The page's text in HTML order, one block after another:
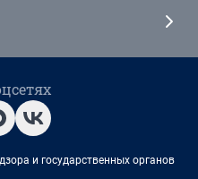
и государственных органов